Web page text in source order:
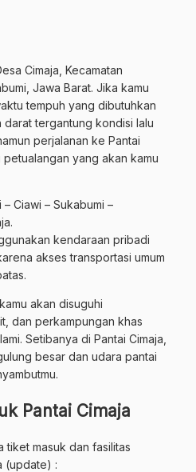
Cimaja, Kecamatan
Jawa Barat. Jika kamu
tempuh yang dibutuhkan
tergantung kondisi lalu
perjalanan ke Pantai
yang akan kamu
Ciawi – Sukabumi –
kendaraan pribadi
akses transportasi umum
akan disuguhi
dan perkampungan khas
Setibanya di Pantai Cimaja,
besar dan udara pantai
Pantai Cimaja
tiket masuk dan fasilitas
(update) :